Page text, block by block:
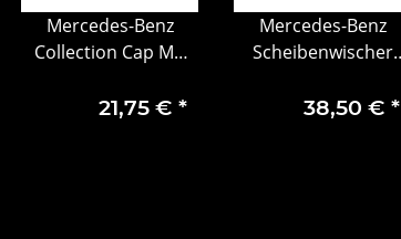
Mercedes-Benz
Collection Cap MB
Herren Cap navy
21,75 € *
Mercedes-Benz
Scheibenwischer
Geöffnete
38,50 € *